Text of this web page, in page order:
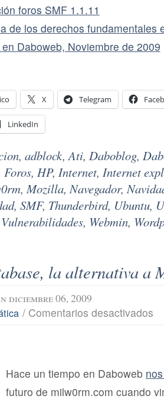
foros SMF 1.1.11
de los derechos fundamentales
Daboweb, Noviembre de 2009
X Telegram
LinkedIn
, adblock,Ati, Daboblog,
Foros, HP, Internet, Internet
,Mozilla,Navegador,
, SMF, Thunderbird, Ubuntu,
Vulnerabilidades, Webmin,
la alternativa a
diciembre 06, 2009
/ Comentarios desactivados
Hace un tiempo en Daboweb
futuro de milw0rm.com cuando